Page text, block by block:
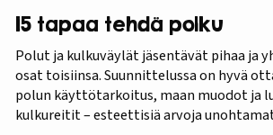
15 tapaa tehdä polku
Polut ja kulkuväylät jäsentävät pihaa ja
osat toisiinsa. Suunnittelussa on hyvä
polun käyttötarkoitus, maan muodot ja
kulkureitit – esteettisiä arvoja